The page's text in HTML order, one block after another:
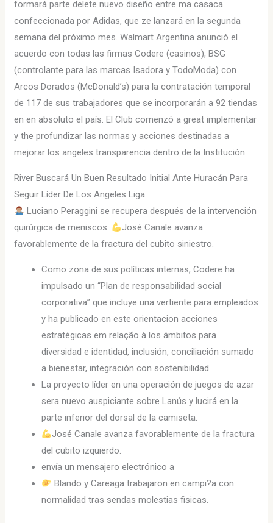
formará parte delete nuevo diseño entre ma casaca
confeccionada por Adidas, que ze lanzará en la segunda
semana del próximo mes. Walmart Argentina anunció el
acuerdo con todas las firmas Codere (casinos), BSG
(controlante para las marcas Isadora y TodoModa) con
Arcos Dorados (McDonald’s) para la contratación temporal
de 117 de sus trabajadores que se incorporarán a 92 tiendas
en en absoluto el país. El Club comenzó a great implementar
y the profundizar las normas y acciones destinadas a
mejorar los angeles transparencia dentro de la Institución.
River Buscará Un Buen Resultado Initial Ante Huracán Para
Seguir Líder De Los Angeles Liga
Luciano Peraggini se recupera después de la intervención
quirúrgica de meniscos.
José Canale avanza
favorablemente de la fractura del cubito siniestro.
Como zona de sus políticas internas, Codere ha
impulsado un “Plan de responsabilidad social
corporativa” que incluye una vertiente para empleados
y ha publicado en este orientacion acciones
estratégicas em relação à los ámbitos para
diversidad e identidad, inclusión, conciliación sumado
a bienestar, integración con sostenibilidad.
La proyecto líder en una operación de juegos de azar
sera nuevo auspiciante sobre Lanús y lucirá en la
parte inferior del dorsal de la camiseta.
José Canale avanza favorablemente de la fractura
del cubito izquierdo.
envía un mensajero electrónico a
Blando y Careaga trabajaron en campi?a con
normalidad tras sendas molestias fisicas.